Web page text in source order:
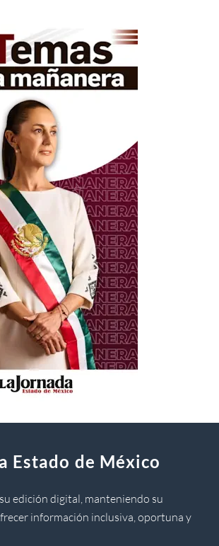
Estado de México
edición digital, manteniendo su
información inclusiva, oportuna y